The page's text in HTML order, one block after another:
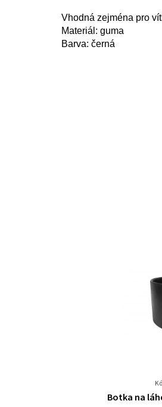
Vhodná zejména pro
Materiál: guma
Barva: černá
Botka na